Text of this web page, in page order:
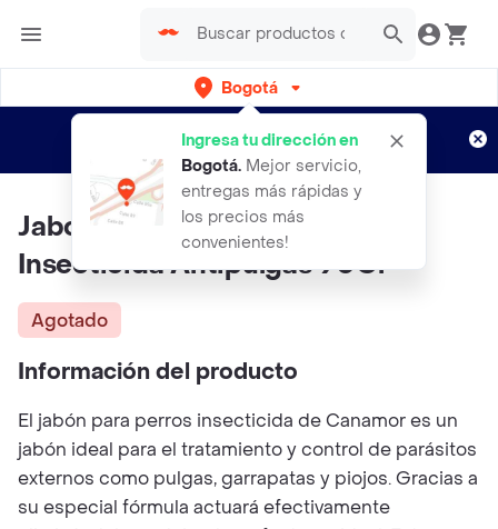
Bogotá
Ingresa tu dirección en
Bogotá. Mejor servicio,
entregas más rápidas y
los precios más
convenientes!
envíos gratis por semanas
Aplican TyC
Jabon Para Perros CanAmor
Insecticida Antipulgas 90Gr
Agotado
Información del producto
El jabón para perros insecticida de Canamor es un
jabón ideal para el tratamiento y control de parásitos
externos como pulgas, garrapatas y piojos. Gracias a
su especial fórmula actuará efectivamente